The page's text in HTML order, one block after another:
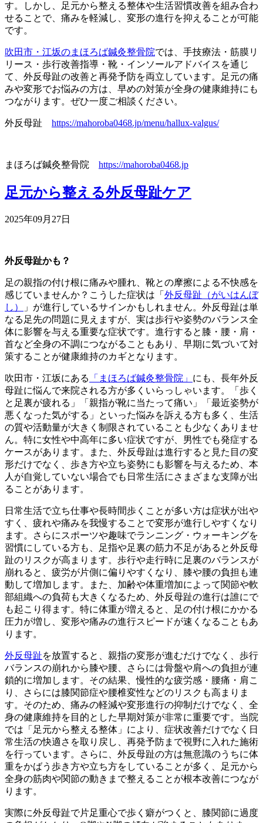
す。しかし、足元から整える整体や生活習慣改善を組み合わ
せることで、痛みを軽減し、変形の進行を抑えることが可能
です。
吹田市・江坂のまほろば鍼灸整骨院では、手技療法・筋膜リ
リース・歩行改善指導・靴・インソールアドバイスを通じ
て、外反母趾の改善と再発予防を両立しています。足元の痛
みや変形でお悩みの方は、早めの対策が全身の健康維持にも
つながります。ぜひ一度ご相談ください。
外反母趾 https://mahoroba0468.jp/menu/hallux-valgus/
まほろば鍼灸整骨院 https://mahoroba0468.jp
足元から整える外反母趾ケア
2025年09月27日
外反母趾かも？
足の親指の付け根に痛みや腫れ、靴との摩擦による不快感を
感じていませんか？こうした症状は「 外反母趾（がいはんぼ
し）
」が進行しているサインかもしれません。外反母趾は単
なる足先の問題に見えますが、実は歩行や姿勢のバランス全
体に影響を与える重要な症状です。進行すると膝・腰・肩・
首など全身の不調につながることもあり、早期に気づいて対
策することが健康維持のカギとなります。
吹田市・江坂にある 「まほろば鍼灸整骨院」 にも、長年外反
母趾に悩んで来院される方が多くいらっしゃいます。「歩く
と足裏が疲れる」「親指が靴に当たって痛い」「最近姿勢が
悪くなった気がする」といった悩みを訴える方も多く、生活
の質や活動量が大きく制限されていることも少なくありませ
ん。特に女性や中高年に多い症状ですが、男性でも発症する
ケースがあります。また、外反母趾は進行すると見た目の変
形だけでなく、歩き方や立ち姿勢にも影響を与えるため、本
人が自覚していない場合でも日常生活にさまざまな支障が出
ることがあります。
日常生活で立ち仕事や長時間歩くことが多い方は症状が出や
すく、疲れや痛みを我慢することで変形が進行しやすくなり
ます。さらにスポーツや趣味でランニング・ウォーキングを
習慣にしている方も、足指や足裏の筋力不足があると外反母
趾のリスクが高まります。歩行や走行時に足裏のバランスが
崩れると、疲労が片側に偏りやすくなり、膝や腰の負担も連
動して増加します。また、加齢や体重増加によって関節や軟
部組織への負荷も大きくなるため、外反母趾の進行は誰にで
も起こり得ます。特に体重が増えると、足の付け根にかかる
圧力が増し、変形や痛みの進行スピードが速くなることもあ
ります。
外反母趾を放置すると、親指の変形が進むだけでなく、歩行
バランスの崩れから膝や腰、さらには骨盤や肩への負担が連
鎖的に増加します。その結果、慢性的な疲労感・腰痛・肩こ
り、さらには膝関節症や腰椎変性などのリスクも高まりま
す。そのため、痛みの軽減や変形進行の抑制だけでなく、全
身の健康維持を目的とした早期対策が非常に重要です。当院
では「足元から整える整体」により、症状改善だけでなく日
常生活の快適さを取り戻し、再発予防まで視野に入れた施術
を行っています。さらに、外反母趾の方は無意識のうちに体
重をかばう歩き方や立ち方をしていることが多く、足元から
全身の筋肉や関節の動きまで整えることが根本改善につなが
ります。
実際に外反母趾で片足重心で歩く癖がつくと、膝関節に過度